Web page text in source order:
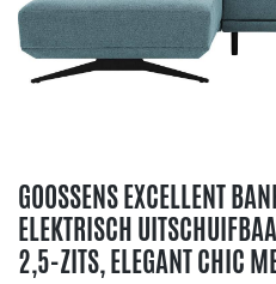
GOOSSENS EXCELLENT
ELEKTRISCH
2,5-ZITS, ELEGANT CHIC